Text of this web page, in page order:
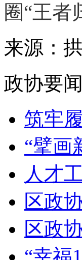
圈“王者
来源：
政协要闻
筑牢
“擘画
人才
区政
区政